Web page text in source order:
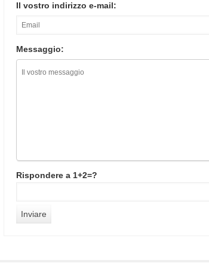
Il vostro indirizzo e-mail:
Messaggio:
Rispondere a 1+2=?